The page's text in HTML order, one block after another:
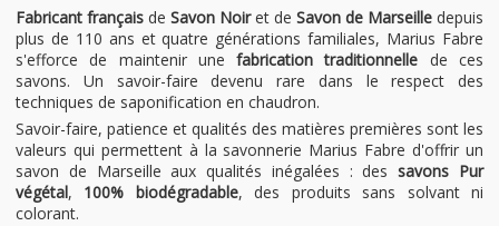
Fabricant français de Savon Noiret de Savon de Marseille depuis
plus de 110 ans et quatre générations familiales, Marius Fabre
s'efforce de maintenir unefabrication traditionnelle de ces
savons. Un savoir-faire devenu rare dans le respect des
techniques de saponification en chaudron.
Savoir-faire, patience et qualités des matières premières sont les
valeurs qui permettent à la savonnerie Marius Fabre d'offrir un
savon de Marseille aux qualités inégalées : dessavons Pur
végétal, 100% biodégradable, des produits sans solvant ni
colorant.